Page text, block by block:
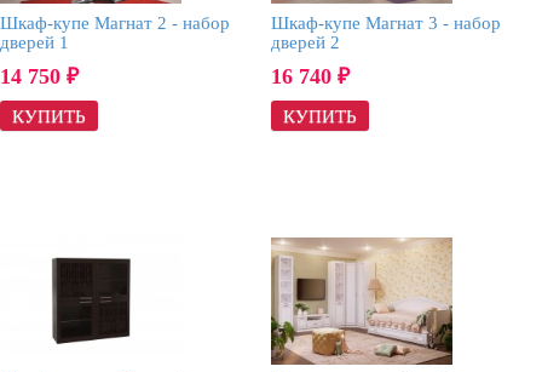
Шкаф-купе Магнат 2 - набор
дверей 1
14 750 ₽
Шкаф-купе Магнат 3 - набор
дверей 2
16 740 ₽